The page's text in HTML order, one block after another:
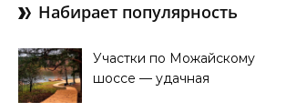
Набирает популярность
Участки по Можайскому
шоссе — удачная